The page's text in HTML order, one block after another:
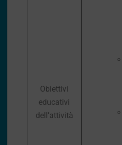
Obiettivi
educativi
dell’attività